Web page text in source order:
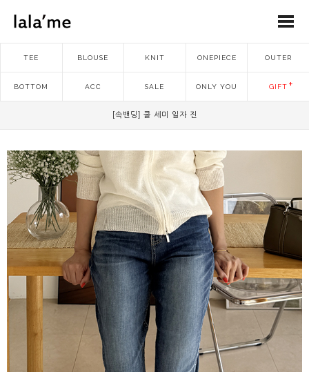
TEE BLOUSE KNIT ONEPIECE OUTER
BOTTOM ACC SALE ONLY YOU GIFT
[속밴딩] 쿨 세미 일자 진